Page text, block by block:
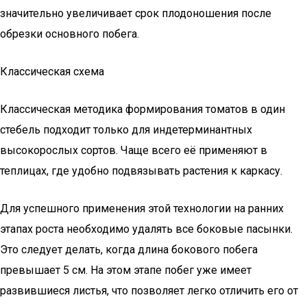
значительно увеличивает срок плодоношения после
обрезки основного побега.
Классическая схема
Классическая методика формирования томатов в один
стебель подходит только для индетерминантных
высокорослых сортов. Чаще всего её применяют в
теплицах, где удобно подвязывать растения к каркасу.
Для успешного применения этой технологии на ранних
этапах роста необходимо удалять все боковые пасынки.
Это следует делать, когда длина бокового побега
превышает 5 см. На этом этапе побег уже имеет
развившиеся листья, что позволяет легко отличить его от